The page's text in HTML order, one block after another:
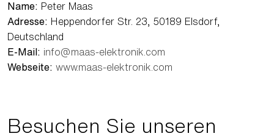
Name: Peter Maas
Adresse: Heppendorfer Str. 23, 50189 Elsdorf,
Deutschland
E-Mail: info@maas-elektronik.com
Webseite: www.maas-elektronik.com
Besuchen Sie unseren